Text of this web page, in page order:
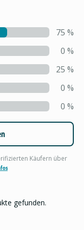
75 %
0 %
25 %
0 %
0 %
Käufern über
gefunden.